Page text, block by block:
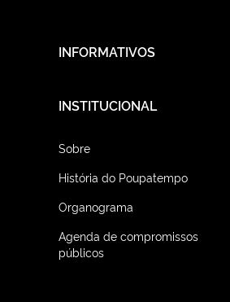
INFORMATIVOS
INSTITUCIONAL
Sobre
História do Poupatempo
Organograma
Agenda de compromissos
públicos